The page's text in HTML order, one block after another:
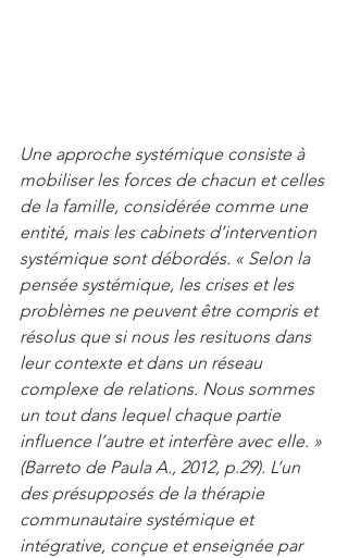
Une approche systémique consiste à
mobiliser les forces de chacun et celles
de la famille, considérée comme une
entité, mais les cabinets d’intervention
systémique sont débordés. « Selon la
pensée systémique, les crises et les
problèmes ne peuvent être compris et
résolus que si nous les resituons dans
leur contexte et dans un réseau
complexe de relations. Nous sommes
un tout dans lequel chaque partie
influence l’autre et interfère avec elle. »
(Barreto de Paula A., 2012, p.29). L’un
des présupposés de la thérapie
communautaire systémique et
intégrative, conçue et enseignée par